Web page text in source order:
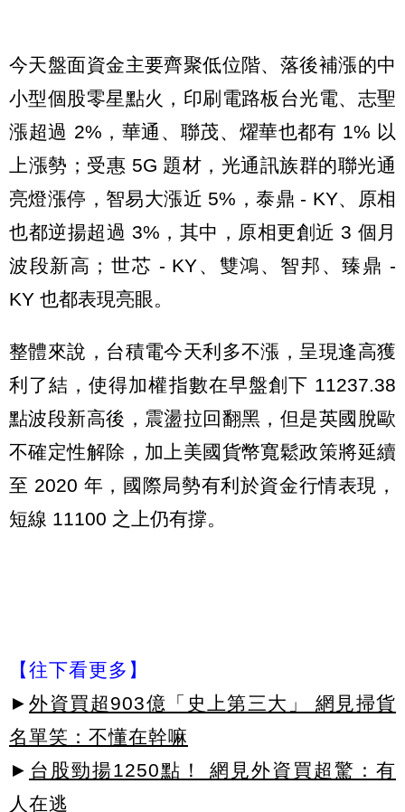
今天盤面資金主要齊聚低位階、落後補漲的中
小型個股零星點火，印刷電路板台光電、志聖
漲超過 2%，華通、聯茂、燿華也都有 1% 以
上漲勢；受惠 5G 題材，光通訊族群的聯光通
亮燈漲停，智易大漲近 5%，泰鼎 - KY、原相
也都逆揚超過 3%，其中，原相更創近 3 個月
波段新高；世芯 - KY、雙鴻、智邦、臻鼎 -
KY 也都表現亮眼。
整體來說，台積電今天利多不漲，呈現逢高獲
利了結，使得加權指數在早盤創下 11237.38
點波段新高後，震盪拉回翻黑，但是英國脫歐
不確定性解除，加上美國貨幣寬鬆政策將延續
至 2020 年，國際局勢有利於資金行情表現，
短線 11100 之上仍有撐。
【往下看更多】
► 外資買超903億「史上第三大」 網見掃貨
名單笑：不懂在幹嘛
► 台股勁揚1250點！ 網見外資買超驚：有
人在逃